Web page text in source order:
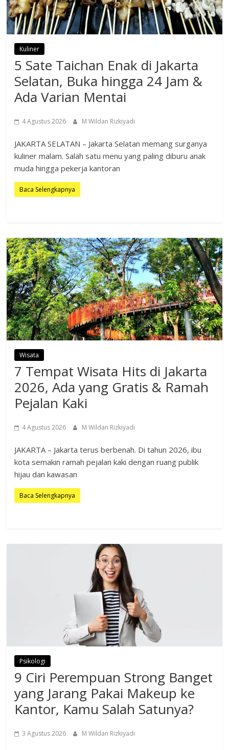
Kuliner
5 Sate Taichan Enak di Jakarta
Selatan, Buka hingga 24 Jam &
Ada Varian Mentai
4 Agustus 2026 M Wildan Rizkiyadi
JAKARTA SELATAN – Jakarta Selatan memang surganya
kuliner malam. Salah satu menu yang paling diburu anak
muda hingga pekerja kantoran
Baca Selengkapnya
Wisata
7 Tempat Wisata Hits di Jakarta
2026, Ada yang Gratis & Ramah
Pejalan Kaki
4 Agustus 2026 M Wildan Rizkiyadi
JAKARTA – Jakarta terus berbenah. Di tahun 2026, ibu
kota semakin ramah pejalan kaki dengan ruang publik
hijau dan kawasan
Baca Selengkapnya
Psikologi
9 Ciri Perempuan Strong Banget
yang Jarang Pakai Makeup ke
Kantor, Kamu Salah Satunya?
3 Agustus 2026 M Wildan Rizkiyadi